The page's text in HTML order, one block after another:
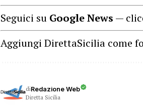
Seguici su Google News —
Aggiungi DirettaSicilia come
diRedazione Web
Diretta Sicilia